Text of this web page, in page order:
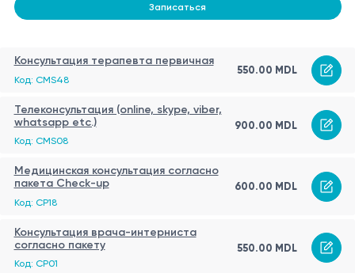
Записаться
Консультация терапевта первичная
Код: CMS48
550.00 MDL
Телеконсультация (online, skype, viber,
whatsapp etc.)
Код: CMS08
900.00 MDL
Медицинская консультация согласно
пакета Check-up
Код: CP18
600.00 MDL
Консультация врача-интерниста
согласно пакету
Код: CP01
550.00 MDL